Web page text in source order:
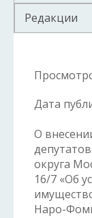
Редакции
Дата
О
округа
16/7 «Об
Наро-